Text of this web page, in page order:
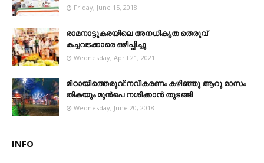
Friday, June 15, 2018
രാമനാട്ടുകരയിലെ അനധികൃത തെരുവ്
കച്ചവടക്കാരെ ഒഴിപ്പിച്ചു
Wednesday, April 21, 2021
മിഠായിത്തെരുവ്:നവീകരണം കഴിഞ്ഞു ആറു മാസം
തികയും മുൻപെ നശിക്കാൻ തുടങ്ങി
Wednesday, June 20, 2018
INFO